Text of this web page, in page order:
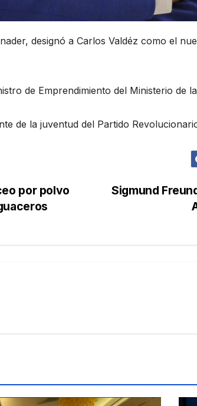
designó a Carlos Valdéz como el
de Emprendimiento del Ministerio de
de la juventud del Partido
Sigmund
por polvo